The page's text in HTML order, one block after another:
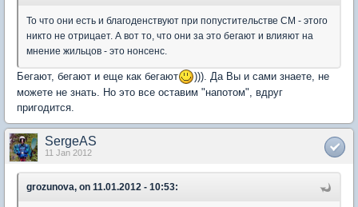
То что они есть и благоденствуют при попустительстве СМ - этого
никто не отрицает. А вот то, что они за это бегают и влияют на
мнение жильцов - это нонсенс.
Бегают, бегают и еще как бегают
))). Да Вы и сами знаете, не
можете не знать. Но это все оставим "напотом", вдруг
пригодится.
SergeAS
11 Jan 2012
grozunova, on 11.01.2012 - 10:53: